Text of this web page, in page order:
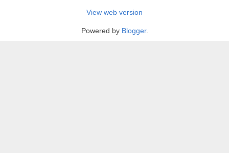
View web version
Powered by Blogger.